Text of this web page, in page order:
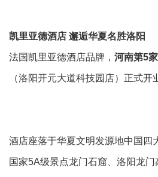
凯里亚德酒店 邂逅华夏名胜洛阳
法国凯里亚德酒店品牌， 河南第5
（洛阳开元大道科技园店）正式开
酒店座落于华夏文明发源地中国四
国家5A级景点龙门石窟、洛阳龙门